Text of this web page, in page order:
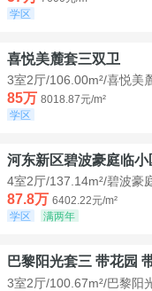
学区
喜悦美麓套三双卫
3室2厅/106.00m²/喜悦美
85万 8018.87元/m²
学区
河东新区碧波豪庭临
4室2厅/137.14m²/碧波豪
87.8万 6402.22元/m²
学区
满两年
巴黎阳光套三 带花园
3室2厅/100.67m²/巴黎阳